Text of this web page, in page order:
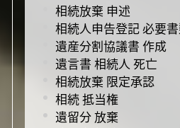
相続放棄 申述
相続人申告登記 必要
遺産分割協議書 作成
遺言書 相続人 死亡
相続放棄 限定承認
相続 抵当権
遺留分 放棄